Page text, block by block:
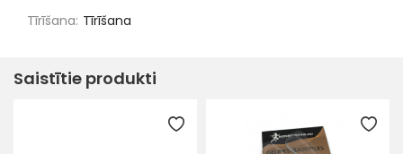
Tīrīšana: Tīrīšana
Saistītie produkti